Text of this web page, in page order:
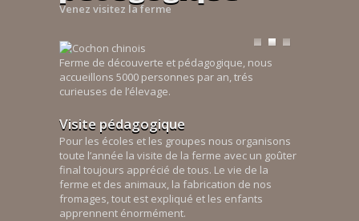
Venez visitez la ferme
Ferme de découverte et pédagogique, nous
accueillons 5000 personnes par an, trés
curieuses de l’élevage.
Visite pédagogique
Pour les écoles et les groupes nous organisons
toute l’année la visite de la ferme avec un goûter
final toujours apprécié de tous. Le vie de la
ferme et des animaux, la fabrication de nos
fromages, tout est expliqué et les enfants
apprennent énormément.